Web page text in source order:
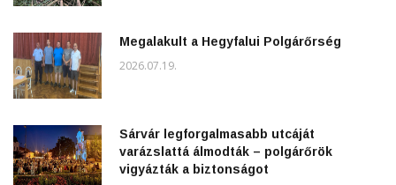
Megalakult a Hegyfalui Polgárőrség
2026.07.19.
Sárvár legforgalmasabb utcáját
varázslattá álmodták – polgárőrök
vigyázták a biztonságot